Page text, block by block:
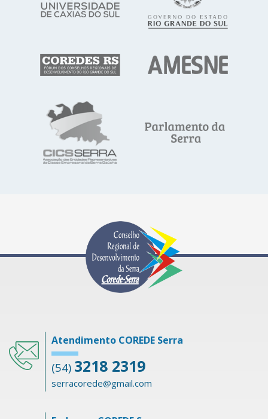
Atendimento COREDE Serra
(54) 3218 2319
serracorede@gmail.com